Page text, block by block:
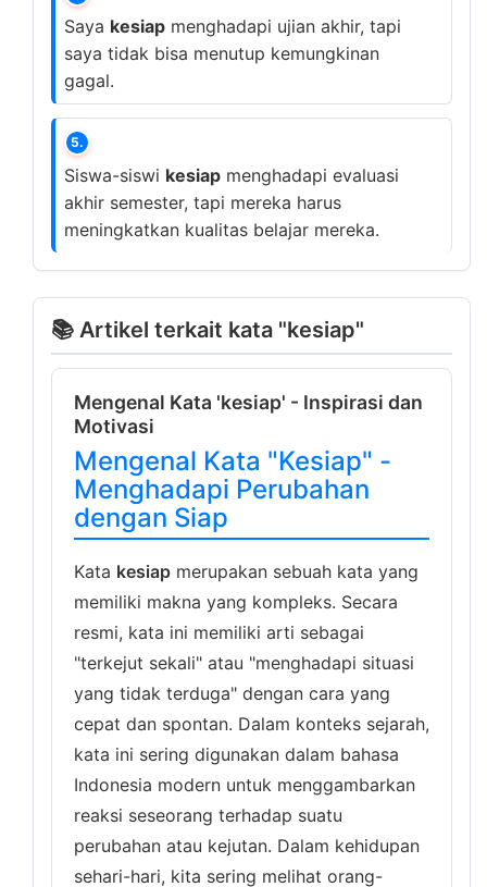
Saya kesiap menghadapi ujian akhir, tapi
saya tidak bisa menutup kemungkinan
gagal.
5.
Siswa-siswi kesiap menghadapi evaluasi
akhir semester, tapi mereka harus
meningkatkan kualitas belajar mereka.
📚 Artikel terkait kata "kesiap"
Mengenal Kata 'kesiap' - Inspirasi dan
Motivasi
Mengenal Kata "Kesiap" -
Menghadapi Perubahan
dengan Siap
Kata kesiap merupakan sebuah kata yang
memiliki makna yang kompleks. Secara
resmi, kata ini memiliki arti sebagai
"terkejut sekali" atau "menghadapi situasi
yang tidak terduga" dengan cara yang
cepat dan spontan. Dalam konteks sejarah,
kata ini sering digunakan dalam bahasa
Indonesia modern untuk menggambarkan
reaksi seseorang terhadap suatu
perubahan atau kejutan. Dalam kehidupan
sehari-hari, kita sering melihat orang-